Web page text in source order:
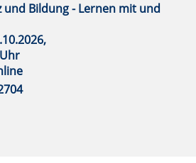
und Bildung - Lernen mit und